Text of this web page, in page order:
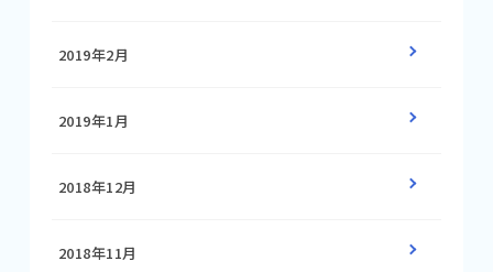
2019年2月
2019年1月
2018年12月
2018年11月